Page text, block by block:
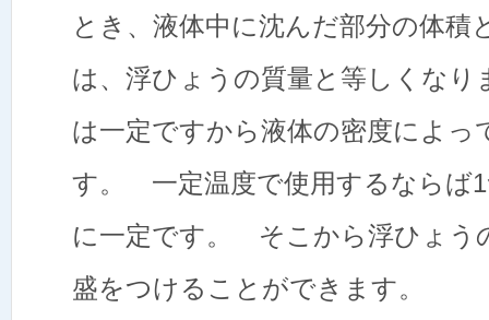
とき、液体中に沈んだ部分の体積
は、浮ひょうの質量と等しくな
は一定ですから液体の密度によっ
す。 一定温度で使用するならば
に一定です。 そこから浮ひょう
盛をつけることができます。